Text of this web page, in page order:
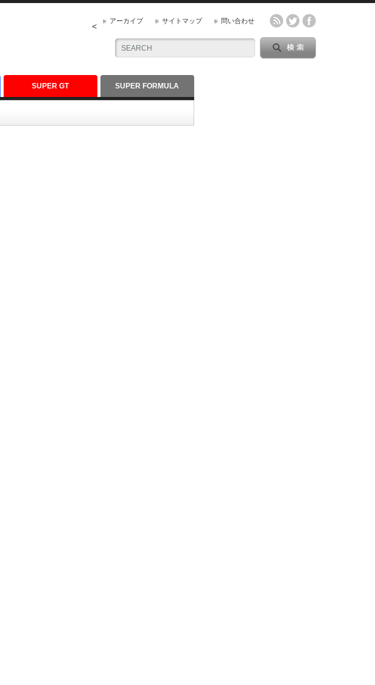
アーカイブ サイトマップ 問い合わせ
<
SUPER GT SUPER FORMULA